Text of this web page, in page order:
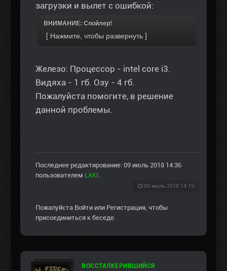
загрузки и вылет с ошибкой:
ВНИМАНИЕ: Спойлер!
Железо: Процессор - intel core i3.
Видяха - 1 гб. Озу - 4 гб.
Пожалуйста помогите, в решение
данной проблемы.
Последнее редактирование: 09 июль 2018 14:36
пользователем LAKI.
09 июль 2018 14:19
Пожалуйста Войти или Регистрация, чтобы
присоединиться к беседе.
ВОССТАЛКЕРИВШИЙСЯ